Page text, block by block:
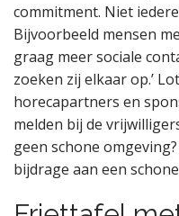
commitment. Niet
Bijvoorbeeld mensen
graag meer sociale
zoeken zij elkaar op.’
horecapartners en
melden bij de
geen schone
bijdrage aan een